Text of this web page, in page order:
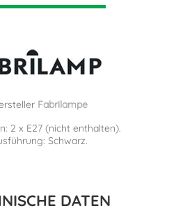
Fabrilampe
2 x E27 (nicht enthalten).
Schwarz.
DATEN